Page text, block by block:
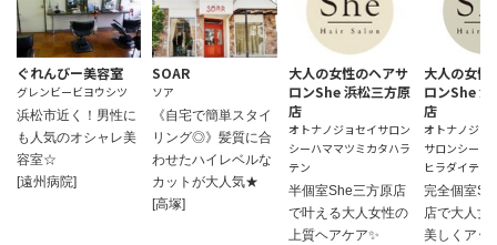
ぐれんびー美容室
グレンビービヨウシツ
浜松市近く！男性に
も人気のオシャレ美
容室☆
[遠州病院]
SOAR
ソア
《自宅で簡単スタイ
リング◎》髪質に合
わせたハイレベルな
カットが大人気★
[高塚]
大人の女性のヘアサ
ロンShe 浜松三方原
店
オトナノジョセイサロン
シーハママツミカタハラ
テン
半個室She三方原店
で叶える大人女性の
上質ヘアケア✨
大人の女性
ロンShe 浜
店
オトナノジョ
サロンシーハ
ヒラダイテン
完全個室
店で大人女
美しくアッ